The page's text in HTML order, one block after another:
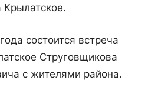
Крылатское.
состоится встреча
Струговщикова
с жителями района.